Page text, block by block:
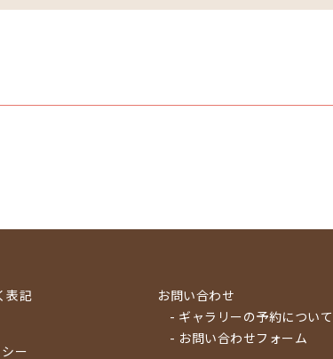
表記
ー
お問い合わせ
- ギャラリーの予約について
- お問い合わせフォーム